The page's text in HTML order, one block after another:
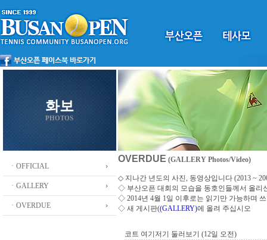
화보
PHOTOS
ㆍOFFICIAL
ㆍGALLERY
ㆍOVERDUE
OVERDUE (GALLERY Photos/Video)
◇ 지나간 년도의 사진, 동영상입니다 (2013 ~
◇ 부산오픈 대회의 모습을 동호인들께서 올리
◇ 2014년 4월 1일 이후로는 읽기만 가능하며
◇ 새 게시판((GALLERY)에 올려 주십시오
코트 여기저기 둘러보기 (12일 오전)